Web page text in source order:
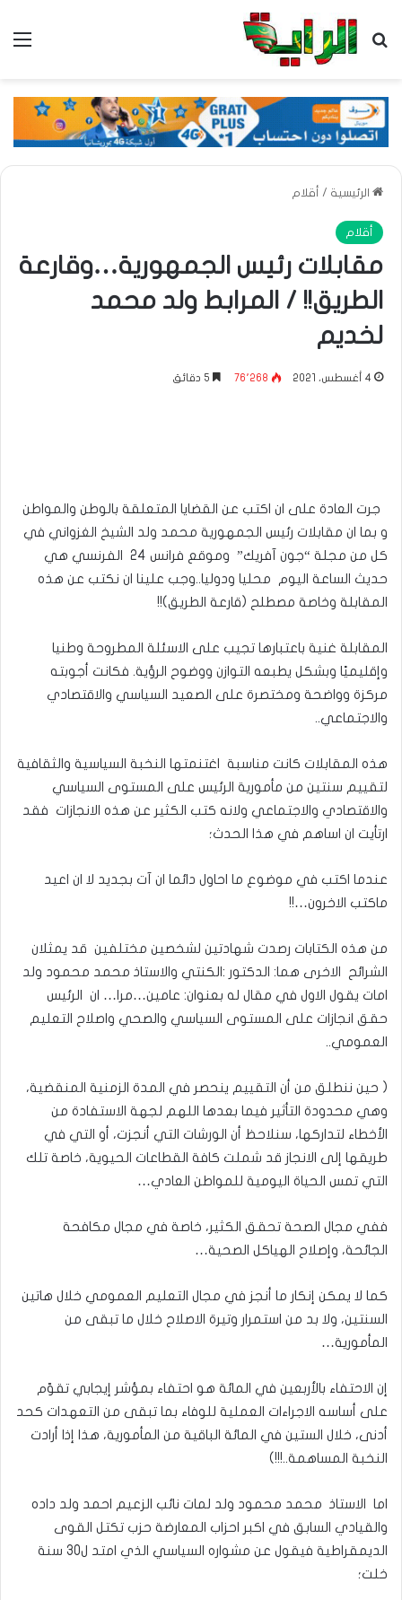
بحث عن
الرئيسية / أقلام
أقلام
مقابلات رئيس الجمهورية…وقارعة
الطريق!! / المرابط ولد محمد
لخديم
4 أغسطس، 2021 76٬268
جرت العادة على ان اكتب عن القضايا المتعلقة بالوطن والمواطن
و بما ان مقابلات رئيس الجمهورية محمد ولد الشيخ الغزواني في
كل من مجلة “جون آفريك” وموقع فرانس 24 الفرنسي هي
حديث الساعة اليوم محليا ودوليا..وجب علينا ان نكتب عن هذه
المقابلة وخاصة مصطلح (قارعة الطريق)!!
المقابلة غنية باعتبارها تجيب على الاسئلة المطروحة وطنيا
وإقليميًا وبشكل يطبعه التوازن ووضوح الرؤية. فكانت أجوبته
مركزة وواضحة ومختصرة على الصعيد السياسي والاقتصادي
والاجتماعي..
هذه المقابلات كانت مناسبة اغتنمتها النخبة السياسية والثقافية
لتقييم سنتين من مأمورية الرئيس على المستوى السياسي
والاقتصادي والاجتماعي ولانه كتب الكثير عن هذه الانجازات فقد
ارتأيت ان اساهم في هذا الحدث؛
عندما اكتب في موضوع ما احاول دائما ان آت بجديد لا ان اعيد
ماكتب الاخرون…!!
من هذه الكتابات رصدت شهادتين لشخصين مختلفين قد يمثلان
الشرائح الاخرى هما: الدكتور :الكنتي والاستاذ محمد محمود ولد
امات يقول الاول في مقال له بعنوان: عامين…مرا… ان الرئيس
حقق انجازات على المستوى السياسي والصحي واصلاح التعليم
العمومي..
( حين ننطلق من أن التقييم ينحصر في المدة الزمنية المنقضية،
وهي محدودة التأثير فيما بعدها اللهم لجهة الاستفادة من
الأخطاء لتداركها، سنلاحظ أن الورشات التي أنجزت، أو التي في
طريقها إلى الانجاز قد شملت كافة القطاعات الحيوية، خاصة تلك
التي تمس الحياة اليومية للمواطن العادي…
ففي مجال الصحة تحقق الكثير، خاصة في مجال مكافحة
الجائحة، وإصلاح الهياكل الصحية…
كما لا يمكن إنكار ما أنجز في مجال التعليم العمومي خلال هاتين
السنتين، ولا بد من استمرار وتيرة الاصلاح خلال ما تبقى من
المأمورية…
إن الاحتفاء بالأربعين في المائة هو احتفاء بمؤشر إيجابي تقوّم
على أساسه الاجراءات العملية للوفاء بما تبقى من التعهدات كحد
أدنى، خلال الستين في المائة الباقية من المأمورية، هذا إذا أرادت
النخبة المساهمة..!!!)
اما الاستاذ محمد محمود ولد لمات نائب الزعيم احمد ولد داده
والقيادي السابق في اكبر احزاب المعارضة حزب تكتل القوى
الديمقراطية فيقول عن مشواره السياسي الذي امتد ل30 سنة
خلت؛